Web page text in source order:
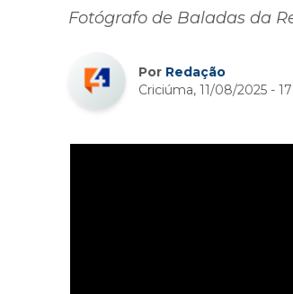
Fotógrafo de Baladas da
Por Redação
Criciúma, 11/08/2025 -